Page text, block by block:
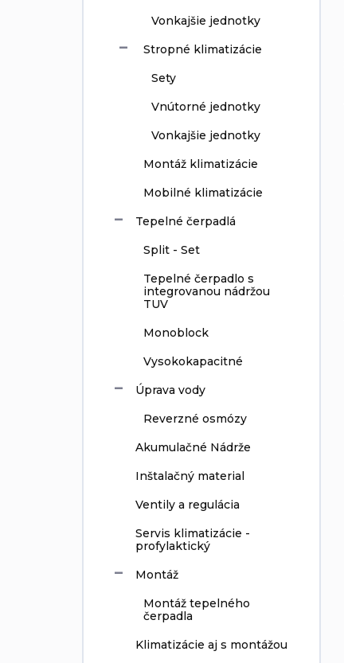
Vonkajšie jednotky
Stropné klimatizácie
Sety
Vnútorné jednotky
Vonkajšie jednotky
Montáž klimatizácie
Mobilné klimatizácie
Tepelné čerpadlá
Split - Set
Tepelné čerpadlo s
integrovanou nádržou
TUV
Monoblock
Vysokokapacitné
Úprava vody
Reverzné osmózy
Akumulačné Nádrže
Inštalačný material
Ventily a regulácia
Servis klimatizácie -
profylaktický
Montáž
Montáž tepelného
čerpadla
Klimatizácie aj s montážou